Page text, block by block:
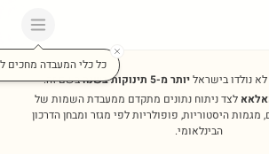
כל כלי המעבדה מחכים
לא נולדו בישראליותר מ-5 תינוקות בשנה
בשם זה.
לצד ניתוח נתונים מתקדם ממעבדת השמות של
היסטוריות, פופולריות לפי מגזר ומבחן הדרכון
הבינלאומי.